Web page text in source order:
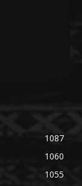
1087
1060
1055